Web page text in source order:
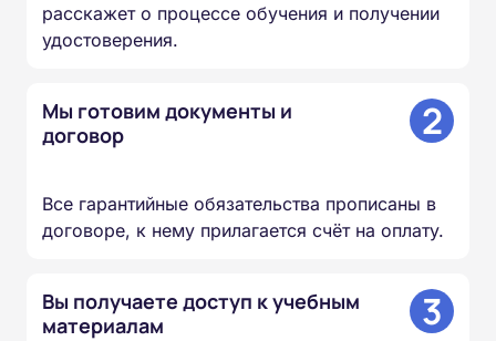
расскажет о процессе обучения и получении
удостоверения.
Мы готовим документы и
договор
2
Все гарантийные обязательства прописаны в
договоре, к нему прилагается счёт на оплату.
Вы получаете доступ к учебным
материалам
3